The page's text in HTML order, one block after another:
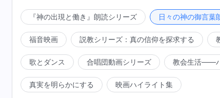
『神の出現と働き』朗読シリーズ 日々の神の御言葉
福音映画 説教シリーズ：真の信仰を探求する
歌とダンス 合唱団動画シリーズ 教会生活――
真実を明らかにする 映画ハイライト集